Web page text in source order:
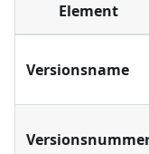
Element
Versionsname